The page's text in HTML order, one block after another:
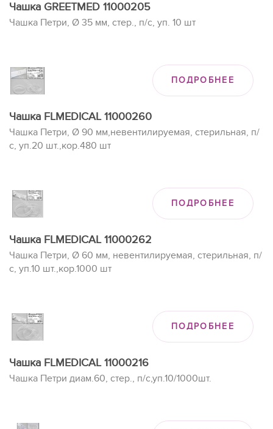
Чашка GREETMED 11000205
Чашка Петри, Ø 35 мм, стер., п/с, уп. 10 шт
ПОДРОБНЕЕ
Чашка FLMEDICAL 11000260
Чашка Петри, Ø 90 мм,невентилируемая, стерильная, п/
с, уп.20 шт.,кор.480 шт
ПОДРОБНЕЕ
Чашка FLMEDICAL 11000262
Чашка Петри, Ø 60 мм, невентилируемая, стерильная, п/
с, уп.10 шт.,кор.1000 шт
ПОДРОБНЕЕ
Чашка FLMEDICAL 11000216
Чашка Петри диам.60, стер., п/с,уп.10/1000шт.